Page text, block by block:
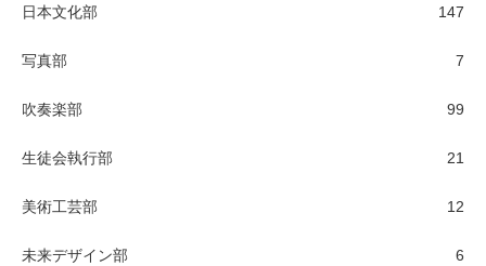
日本文化部 147
写真部 7
吹奏楽部 99
生徒会執行部 21
美術工芸部 12
未来デザイン部 6